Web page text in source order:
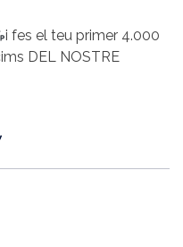
i fes el teu primer 4.000
DEL NOSTRE